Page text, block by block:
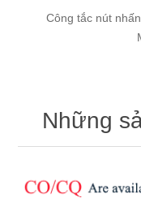
Công tắc nút nhấn
Những